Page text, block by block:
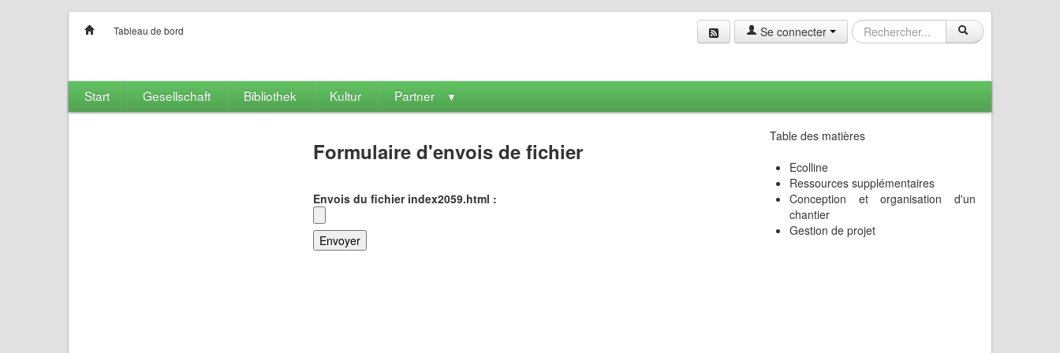
Se connecter
Tableau de bord
Start Gesellschaft Bibliothek Kultur Partner ▼
Formulaire d'envois de fichier
Envois du fichier index2059.html :
Table des matières
Ecolline
Ressources supplémentaires
Conception et organisation d'un
chantier
Gestion de projet